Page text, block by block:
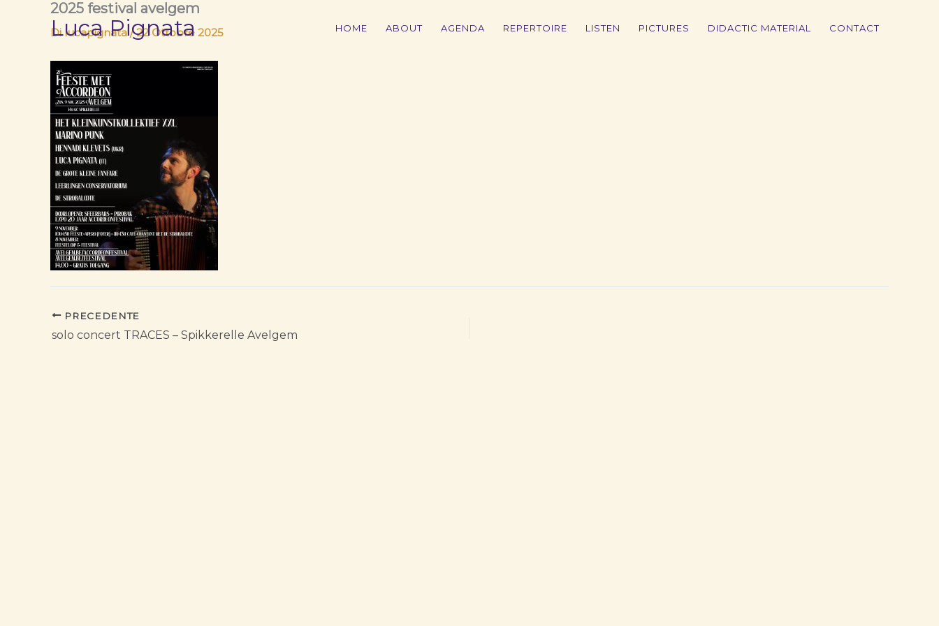
contenutoLuca Pignata HOME ABOUT AGENDA REPERTOIRE LISTEN PICTURES DIDACTIC MATERIAL CONTACT
2025 festival avelgem
Dilucapignata/22 Ottobre 2025
PRECEDENTE
solo concert TRACES – Spikkerelle Avelgem